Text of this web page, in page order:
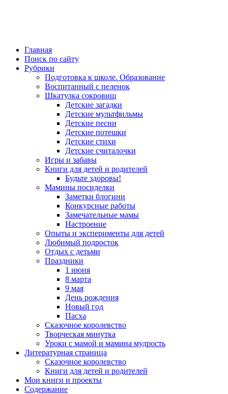
Главная
Поиск по сайту
Рубрики
Подготовка к школе. Образование
Воспитанный с пеленок
Шкатулка сокровищ
Детские загадки
Детские мультфильмы
Детские песни
Детские потешки
Детские стихи
Детские считалочки
Игры и забавы
Книги для детей и родителей
Будьте здоровы!
Мамины посиделки
Заметки блогини
Конкурсные работы
Замечательные мамы
Настроение
Опыты и эксперименты для детей
Любимый подросток
Отдых с детьми
Праздники
1 июня
8 марта
9 мая
День рождения
Новый год
Пасха
Сказочное королевство
Творческая минутка
Уроки с мамой и мамина мудрость
Литературная страница
Сказочное королевство
Книги для детей и родителей
Мои книги и проекты
Содержание